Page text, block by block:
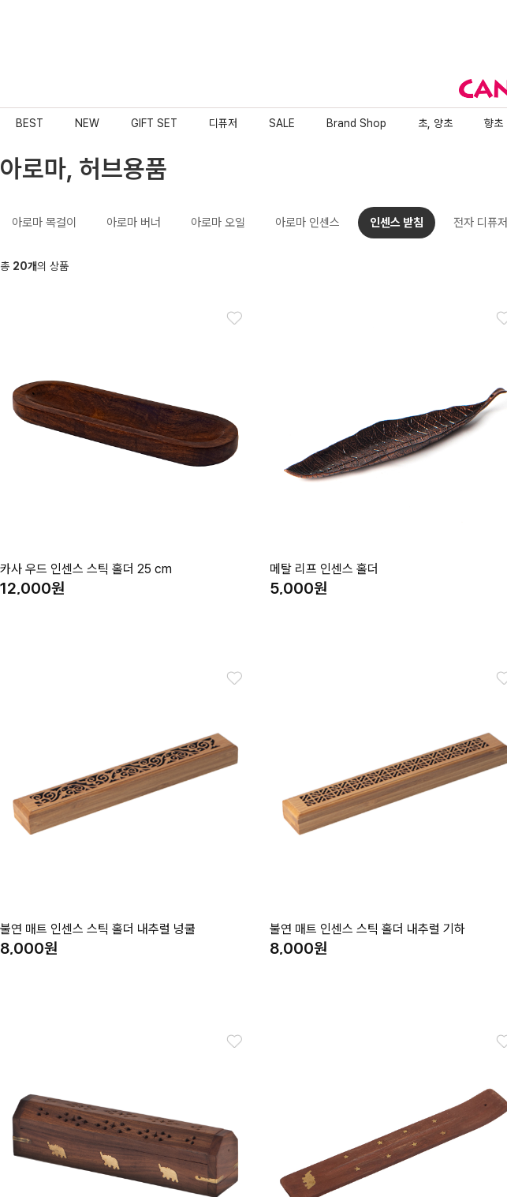
NEW GIFT SET SALE
BEST 디퓨저 Brand Shop 초, 양초 향초
아로마, 허브용품
아로마 목걸이 아로마 버너 아로마 오일 아로마 인센스 인센스 받침 전자 디퓨저
총 20개의 상품
카사 우드 인센스 스틱 홀더 25 cm
12,000
메탈 리프 인센스 홀더
5,000
불연 매트 인센스 스틱 홀더 내추럴 넝쿨
8,000
불연 매트 인센스 스틱 홀더 내추럴 기하
8,000